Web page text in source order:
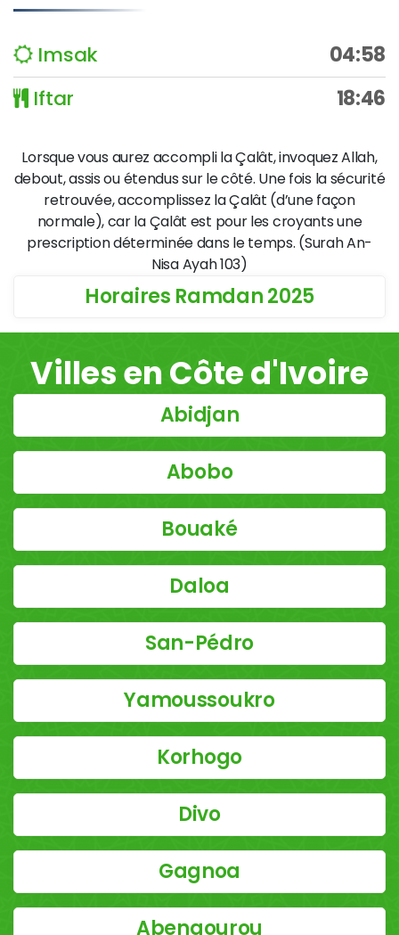
Imsak
04:58
Iftar
18:46
Lorsque vous aurez accompli la Çalât, invoquez Allah,
debout, assis ou étendus sur le côté. Une fois la sécurité
retrouvée, accomplissez la Çalât (d’une façon
normale), car la Çalât est pour les croyants une
prescription déterminée dans le temps. (Surah An-
Nisa Ayah 103)
Horaires Ramdan 2025
Villes en Côte d'Ivoire
Abidjan
Abobo
Bouaké
Daloa
San-Pédro
Yamoussoukro
Korhogo
Divo
Gagnoa
Abengourou